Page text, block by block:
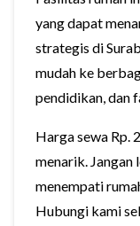
yang dapat
strategis di
mudah ke
pendidikan, dan
Harga sewa Rp.
menarik.
menempati
Hubungi kami